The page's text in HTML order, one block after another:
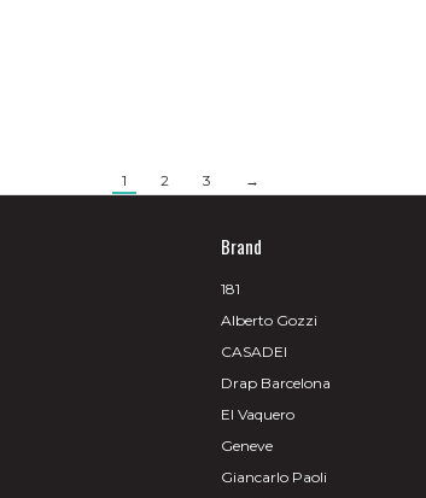
1 2 3 →
Brand
181
Alberto Gozzi
CASADEI
Drap Barcelona
El Vaquero
Geneve
Giancarlo Paoli